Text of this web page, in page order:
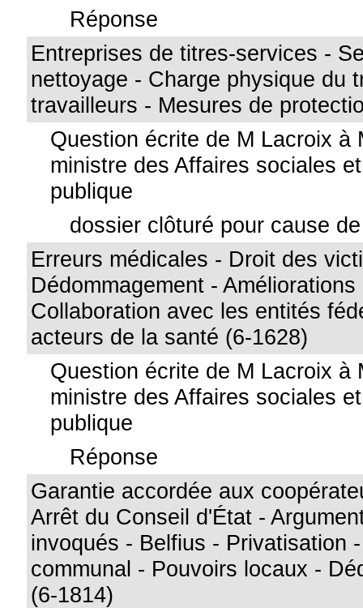
Réponse
Entreprises de titres-services -
nettoyage - Charge physique du
travailleurs - Mesures de
Question écrite de M Lacroix à
ministre des Affaires sociales
publique
dossier clôturé pour cause
Erreurs médicales - Droit des
Dédommagement -
Collaboration avec les entités
acteurs de la santé (6-1628)
Question écrite de M Lacroix à
ministre des Affaires sociales
publique
Réponse
Garantie accordée aux
Arrêt du Conseil d'État -
invoqués - Belfius - Privatisation
communal - Pouvoirs locaux -
(6-1814)